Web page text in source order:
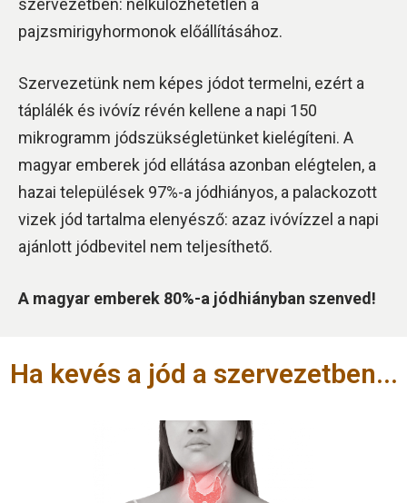
szervezetben: nélkülözhetetlen a
pajzsmirigyhormonok előállításához.
Szervezetünk nem képes jódot termelni, ezért a
táplálék és ivóvíz révén kellene a napi 150
mikrogramm jódszükségletünket kielégíteni. A
magyar emberek jód ellátása azonban elégtelen, a
hazai települések 97%-a jódhiányos, a palackozott
vizek jód tartalma elenyésző: azaz ivóvízzel a napi
ajánlott jódbevitel nem teljesíthető.
A magyar emberek 80%-a jódhiányban szenved!
Ha kevés a jód a szervezetben...